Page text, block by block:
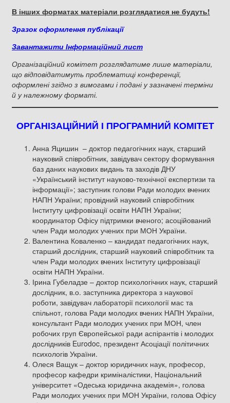
В інших форматах матеріали розглядатися не будуть!
Зразок оформлення публікації
Завантажити Інформаційний лист
Організаційний комітет розглядатиме лише матеріали,
що відповідатимуть проблематиці конференції,
оформлені згідно з вимогами і подані у зазначені терміни
й у належному форматі.
ОРГАНІЗАЦІЙНИЙ І ПРОГРАМНИЙ КОМІТЕТ
Анна Яцишин – доктор педагогічних наук, старший
науковий співробітник, завідувач сектору формування
баз даних наукових видань та заходів ДНУ
«Український інститут науково-технічної експертизи та
інформації»; заступник голови Ради молодих вчених
НАПН України; провідний науковий співробітник
Інституту цифровізації освіти НАПН України;
координатор Офісу підтримки вченого; асоційований
член Ради молодих учених при МОН України.
Валентина Коваленко – кандидат педагогічних наук,
старший дослідник, старший науковий співробітник та
член Ради молодих вчених Інституту цифровізації
освіти НАПН України.
Ірина Губеладзе – доктор психологічних наук, старший
дослідник, в.о. заступника директора з наукової
роботи, завідувач лабораторії психології мас та
спільнот, голова Ради молодих вчених НАПН України,
консультант Ради молодих учених при МОН, член
робочих груп Європейської ради аспірантів і молодих
дослідників Eurodoc, президент Асоціації політичних
психологів України.
Олеся Ващук – доктор юридичних наук, професор,
професор кафедри криміналістики, Національний
університет «Одеська юридична академія», голова
Ради молодих учених при МОН України, голова Офісу